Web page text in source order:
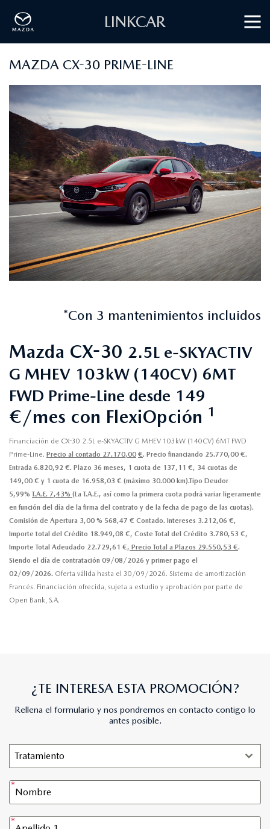
LINKCAR
MAZDA CX-30 PRIME-LINE
*Con 3 mantenimientos incluidos
Mazda CX-30 2.5L e-SKYACTIV
G MHEV 103kW (140CV) 6MT
FWD Prime-Line desde 149
€/mes con FlexiOpción 1
Financiación de CX-30 2.5L e-SKYACTIV G MHEV 103kW (140CV) 6MT FWD
Prime-Line. Precio al contado 27.170,00 €. Precio financiando 25.770,00 €.
Entrada 6.820,92 €. Plazo 36 meses, 1 cuota de 137,11 €, 34 cuotas de
149,00 € y 1 cuota de 16.958,03 € (máximo 30.000 km).Tipo Deudor
5,99%T.A.E. 7,43% (La T.A.E., así como la primera cuota podrá variar ligeramente
en función del día de la firma del contrato y de la fecha de pago de las cuotas).
Comisión de Apertura 3,00 % 568,47 € Contado. Intereses 3.212,06 €,
Importe total del Crédito 18.949,08 €, Coste Total del Crédito 3.780,53 €,
Importe Total Adeudado 22.729,61 €, Precio Total a Plazos 29.550,53 €.
Siendo el día de contratación 09/08/2026 y primer pago el
02/09/2026. Oferta válida hasta el 30/09/2026. Sistema de amortización
Francés. Financiación ofrecida, sujeta a estudio y aprobación por parte de
Open Bank, S.A.
¿TE INTERESA ESTA PROMOCIÓN?
Rellena el formulario y nos pondremos en contacto contigo lo
antes posible.
Tratamiento